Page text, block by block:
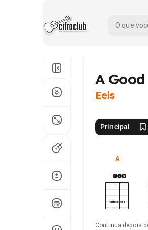
A
Eels
Principal
A
Continua depois